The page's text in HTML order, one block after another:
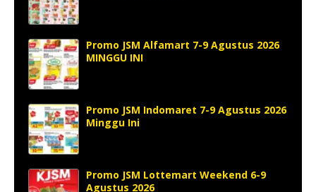
Promo JSM Alfamart 7-9 Agustus 2026
MINGGU INI
Promo JSM Indomaret 7-9 Agustus 2026
Minggu Ini
Promo JSM Lottemart Weekend 6-9
Agustus 2026